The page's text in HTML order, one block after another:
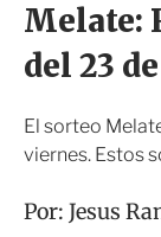
Melate:
del 23
El sorteo
viernes. Estos
Por: Jesus